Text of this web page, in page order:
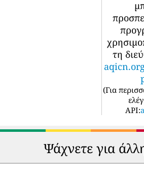
τη
(Για
API:
Ψάχνετε για